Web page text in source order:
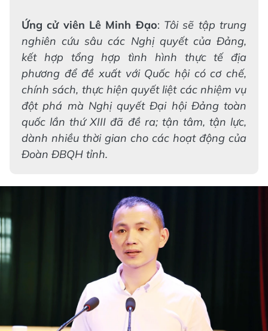
Ứng cử viên Lê Minh Đạo: Tôi sẽ tập trung
nghiên cứu sâu các Nghị quyết của Đảng,
kết hợp tổng hợp tình hình thực tế địa
phương để đề xuất với Quốc hội có cơ chế,
chính sách, thực hiện quyết liệt các nhiệm vụ
đột phá mà Nghị quyết Đại hội Đảng toàn
quốc lần thứ XIII đã đề ra; tận tâm, tận lực,
dành nhiều thời gian cho các hoạt động của
Đoàn ĐBQH tỉnh.